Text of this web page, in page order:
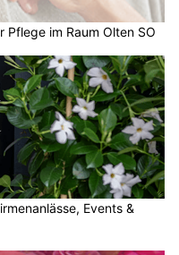
im Raum Olten SO
Events &